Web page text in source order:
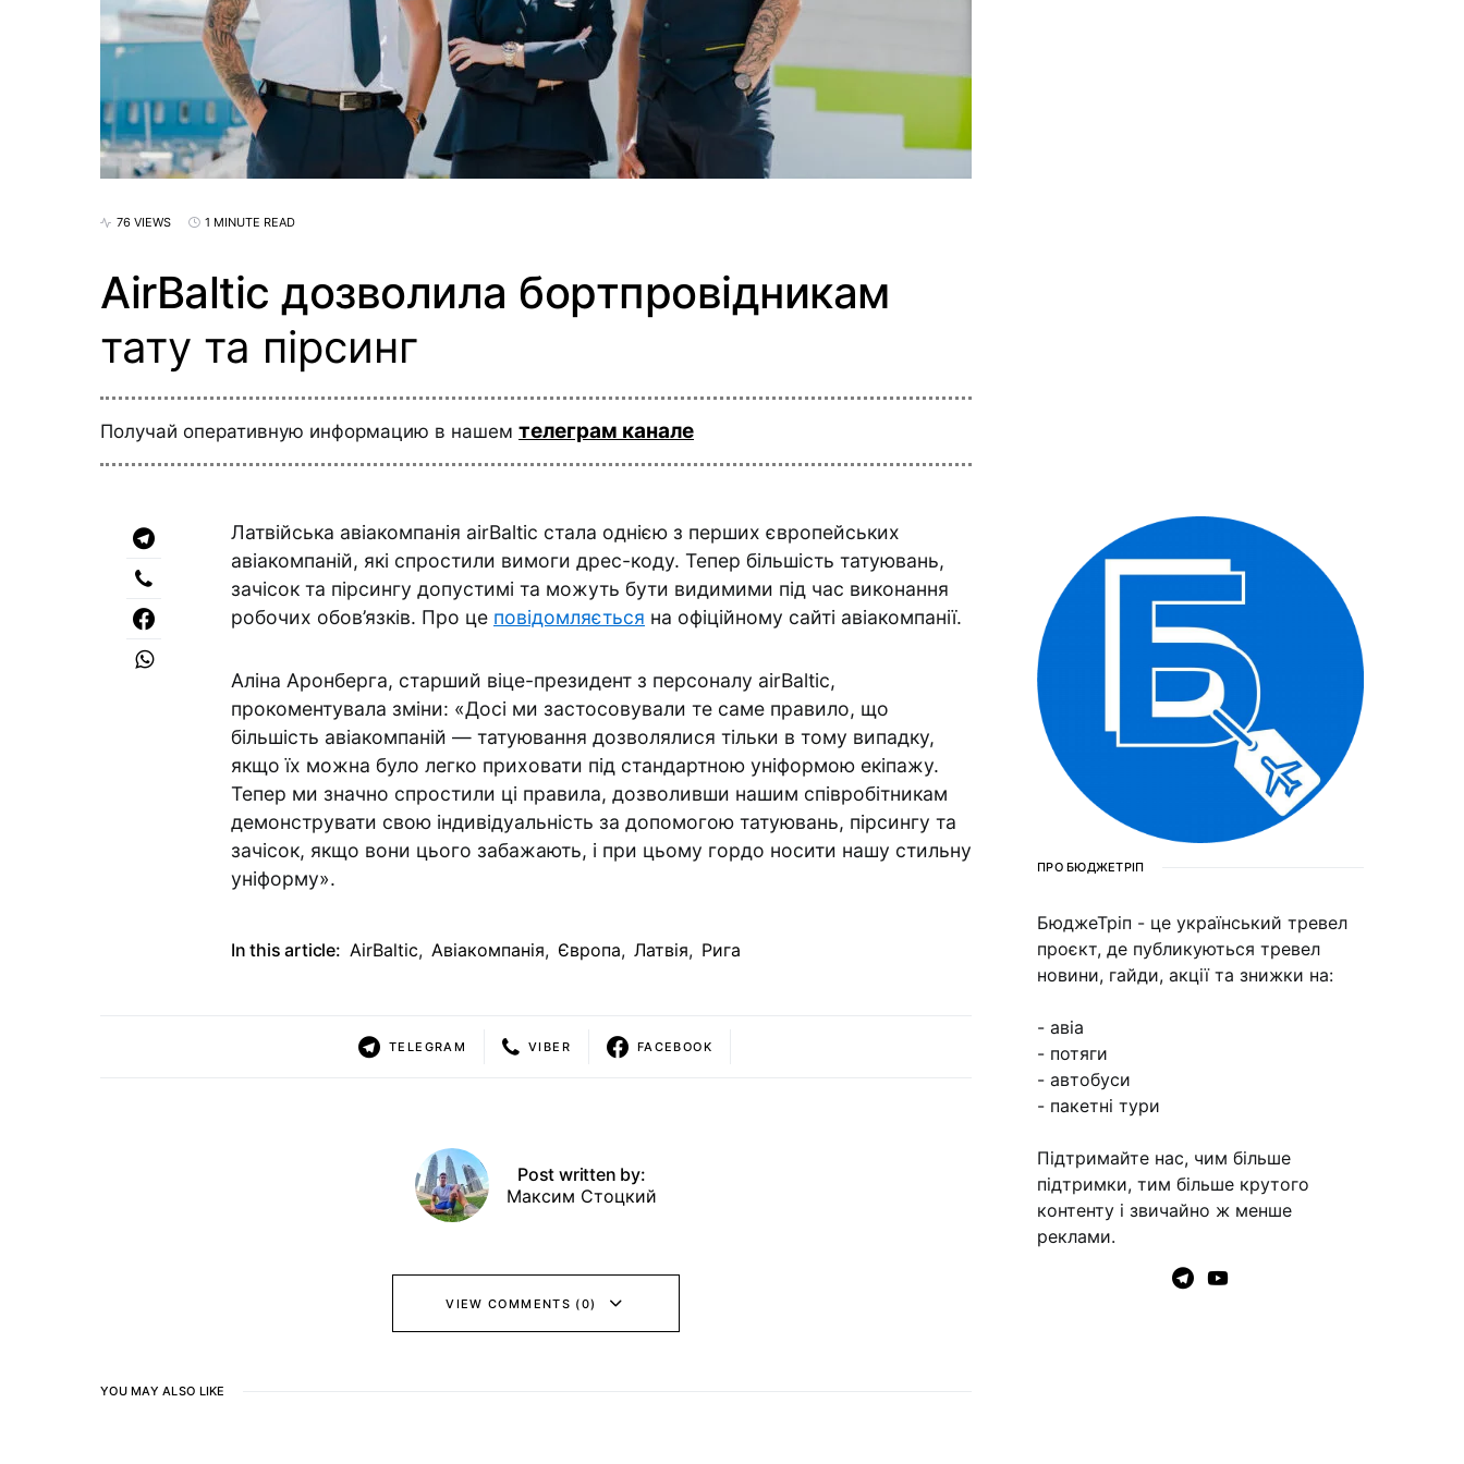
76 VIEWS 1 MINUTE READ
AirBaltic дозволила бортпровідникам
тату та пірсинг
Получай оперативную информацию в нашем телеграм канале
Латвійська авіакомпанія airBaltic стала однією з перших європейських
авіакомпаній, які спростили вимоги дрес-коду. Тепер більшість татуювань,
зачісок та пірсингу допустимі та можуть бути видимими під час виконання
робочих обов’язків. Про це повідомляється на офіційному сайті авіакомпанії.
Аліна Аронберга, старший віце-президент з персоналу airBaltic,
прокоментувала зміни: «Досі ми застосовували те саме правило, що
більшість авіакомпаній — татуювання дозволялися тільки в тому випадку,
якщо їх можна було легко приховати під стандартною уніформою екіпажу.
Тепер ми значно спростили ці правила, дозволивши нашим співробітникам
демонструвати свою індивідуальність за допомогою татуювань, пірсингу та
зачісок, якщо вони цього забажають, і при цьому гордо носити нашу стильну
уніформу».
In this article: AirBaltic, Авіакомпанія, Європа, Латвія, Рига
TELEGRAM VIBER FACEBOOK
Post written by:
Максим Стоцкий
VIEW COMMENTS (0)
YOU MAY ALSO LIKE
ПРО БЮДЖЕТРІП
БюджеТріп - це український тревел
проєкт, де публикуються тревел
новини, гайди, акції та знижки на:
- авіа
- потяги
- автобуси
- пакетні тури
Підтримайте нас, чим більше
підтримки, тим більше крутого
контенту і звичайно ж менше
реклами.